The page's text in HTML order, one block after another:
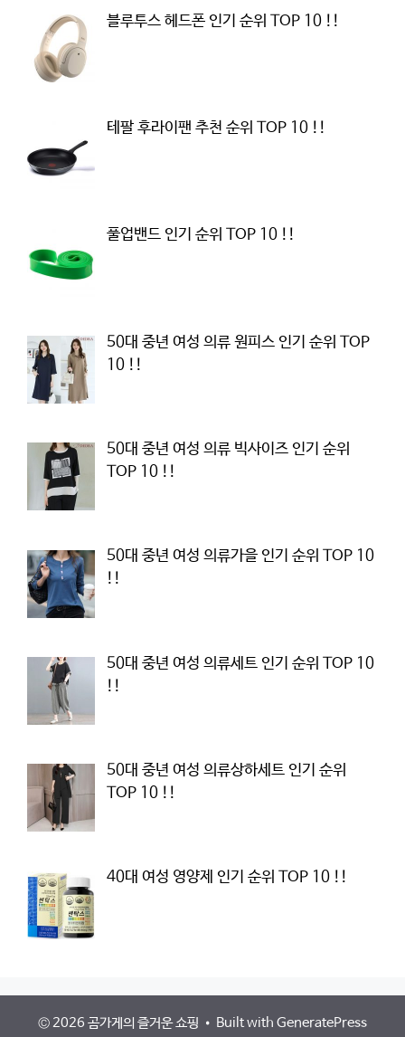
블루투스 헤드폰 인기 순위 TOP 10 !!
테팔 후라이팬 추천 순위 TOP 10 !!
풀업밴드 인기 순위 TOP 10 !!
50대 중년 여성 의류 원피스 인기 순위 TOP
10 !!
50대 중년 여성 의류 빅사이즈 인기 순위
TOP 10 !!
50대 중년 여성 의류가을 인기 순위 TOP 10
!!
50대 중년 여성 의류세트 인기 순위 TOP 10
!!
50대 중년 여성 의류상하세트 인기 순위
TOP 10 !!
40대 여성 영양제 인기 순위 TOP 10 !!
© 2026 곰가게의 즐거운 쇼핑 • Built with GeneratePress